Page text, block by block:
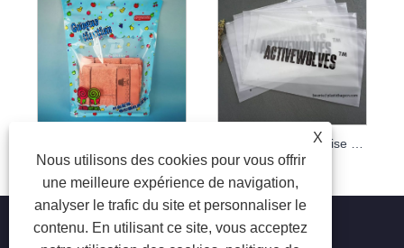
Emballage de chemise de vêtement à glissière imprimé sur mesure
X
Nous utilisons des cookies pour vous offrir
une meilleure expérience de navigation,
analyser le trafic du site et personnaliser le
contenu. En utilisant ce site, vous acceptez